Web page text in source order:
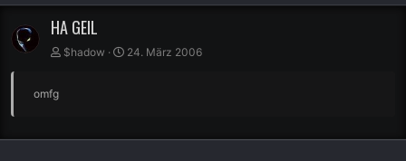
HA GEIL
$hadow 24. März 2006
omfg